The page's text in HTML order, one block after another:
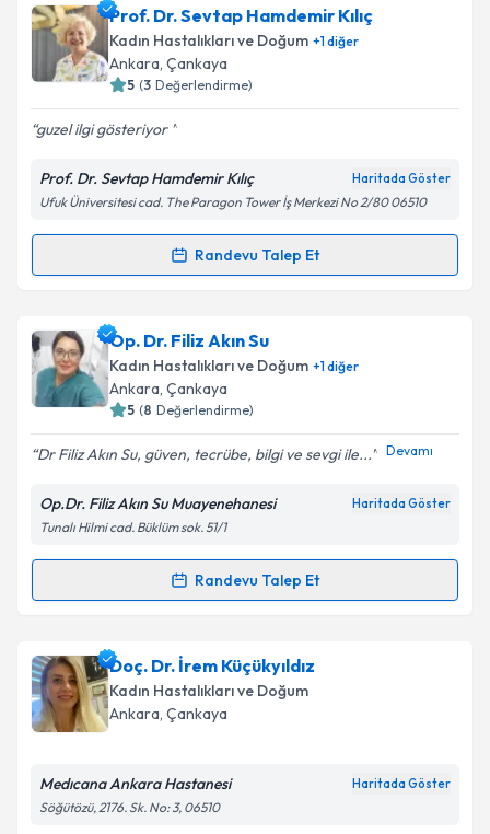
Prof. Dr. Onur Karabacakiçin randevu takvimi
talebi oluşturun. Size bu uzmandan randevu almanız
için bir takvim hazırlandığında e-posta ile
bilgilendireceğiz.
E-posta Adresiniz
Kişisel verilerimin işlenmesine ilişkinAydınlatma
'ni okudum ve kişisel verilerimin belirtilen
kapsamda işlenmesini kabul ediyorum.
Takvim Talebini Gönder
Prof. Dr. Sevtap Hamdemir Kılıç
Kadın Hastalıkları ve Doğum +1diğer
Ankara, Çankaya
5 (3 Değerlendirme)
guzel ilgi gösteriyor
Prof. Dr. Sevtap Hamdemir Kılıç Haritada Göster
Ufuk Üniversitesi cad. The Paragon Tower İş Merkezi No 2/80 06510
Randevu Talep Et
Randevu Takvimi Talebi
Prof. Dr. Sevtap Hamdemir Kılıç
takvimi talebi oluşturun. Size bu uzmandan randevu
almanız için bir takvim hazırlandığında e-posta ile
bilgilendireceğiz.
E-posta Adresiniz
Kişisel verilerimin işlenmesine ilişkinAydınlatma
'ni okudum ve kişisel verilerimin belirtilen
kapsamda işlenmesini kabul ediyorum.
Takvim Talebini Gönder
Op. Dr. Filiz Akın Su
Kadın Hastalıkları ve Doğum +1diğer
Ankara, Çankaya
5 (8 Değerlendirme)
Dr Filiz Akın Su, güven, tecrübe, bilgi ve sevgi ile... Devamı
Op.Dr. Filiz Akın Su Muayenehanesi Haritada Göster
Tunalı Hilmi cad. Büklüm sok. 51/1
Randevu Talep Et
Randevu Takvimi Talebi
Op. Dr. Filiz Akın Su için randevu takvimi talebi
oluşturun. Size bu uzmandan randevu almanız için bir
takvim hazırlandığında e-posta ile bilgilendireceğiz.
Doç. Dr. İrem Küçükyıldız
Kadın Hastalıkları ve Doğum
Ankara, Çankaya
Medıcana Ankara Hastanesi Haritada Göster
Söğütözü, 2176. Sk. No: 3, 06510